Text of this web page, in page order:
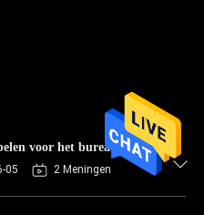
voor het bureau
05 2 Meningen